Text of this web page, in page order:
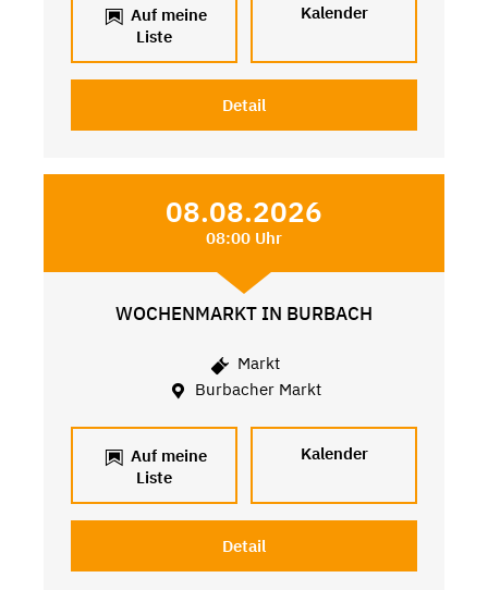
Auf meine
Liste
Kalender
Detail
08.08.2026
08:00 Uhr
WOCHENMARKT IN BURBACH
Markt
Burbacher Markt
Auf meine
Liste
Kalender
Detail